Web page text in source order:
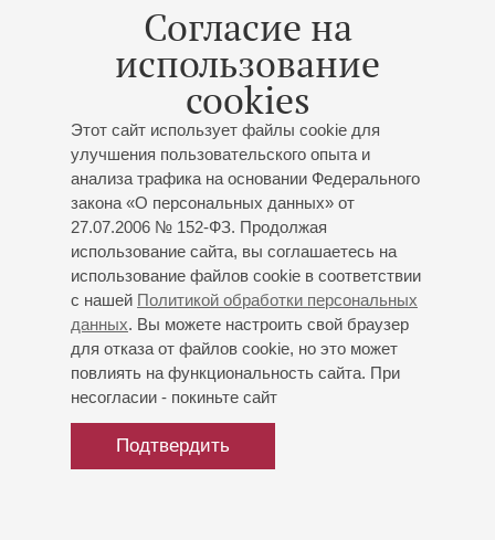
Согласие на
использование
cookies
Этот сайт использует файлы cookie для
улучшения пользовательского опыта и
анализа трафика на основании Федерального
закона «О персональных данных» от
27.07.2006 № 152-ФЗ. Продолжая
использование сайта, вы соглашаетесь на
использование файлов cookie в соответствии
с нашей Политикой обработки персональных
данных. Вы можете настроить свой браузер
для отказа от файлов cookie, но это может
повлиять на функциональность сайта. При
несогласии - покиньте сайт
Подтвердить
Санкт-Петербургскую государственную консерваторию
им. Н. А. Римского-Корсакова (класс профессора К.
Б.Соколова).
Музыкальную карьеру начал в 18 лет в детском
музыкальном театре "Зазеркалье". В 1995 – 1996 годах
работал концертмейстером группы фаготов в
Симфоническом оркестре Государственной
академической Капеллы Санкт-Петербурга. С 1997 года -
первый фагот оркестра "Санкт-Петербург Камерата"
(оркестр Государственного Эрмитажа) под управлением
С. Сондецкиса. С 2008 года - артист Академического
симфонического оркестра Санкт-Петербургской